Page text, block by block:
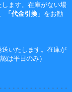
ます。在庫がない場
「代金引換」 をお勧
いたします。在庫が
は平日のみ）